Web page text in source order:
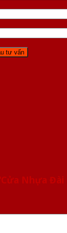
Nhựa Đài